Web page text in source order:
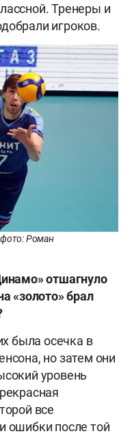
Тренеры и
игроков.
фото: Роман
отшагнуло
«золото» брал
была осечка в
но затем они
уровень
все
ошибки после той